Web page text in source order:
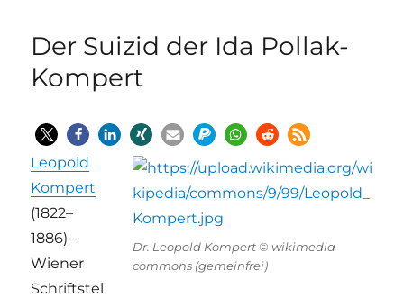
Der Suizid der Ida Pollak-
Kompert
Dr. Leopold Kompert © wikimedia
commons (gemeinfrei)
Leopold
Kompert
(1822–
1886) –
Wiener
Schriftstel